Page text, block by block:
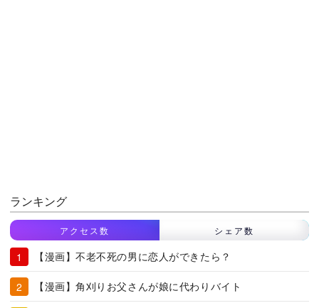
ランキング
アクセス数 シェア数
【漫画】不老不死の男に恋人ができたら？
【漫画】角刈りお父さんが娘に代わりバイト